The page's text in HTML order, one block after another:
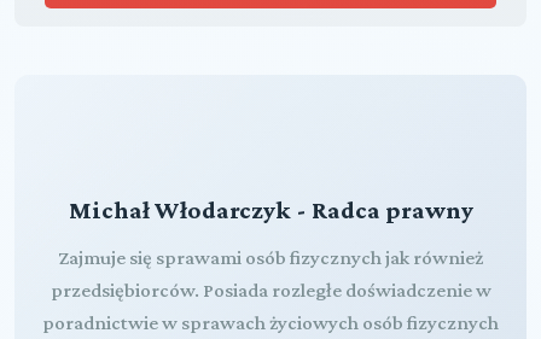
Michał Włodarczyk - Radca prawny
Zajmuje się sprawami osób fizycznych jak również
przedsiębiorców. Posiada rozległe doświadczenie w
poradnictwie w sprawach życiowych osób fizycznych